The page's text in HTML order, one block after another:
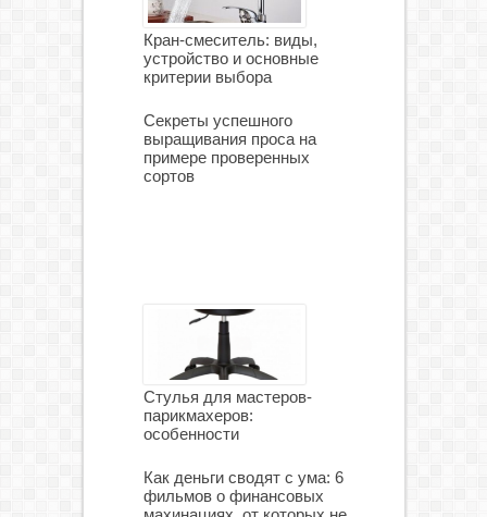
Кран-смеситель: виды,
устройство и основные
критерии выбора
Секреты успешного
выращивания проса на
примере проверенных
сортов
Стулья для мастеров-
парикмахеров:
особенности
Как деньги сводят с ума: 6
фильмов о финансовых